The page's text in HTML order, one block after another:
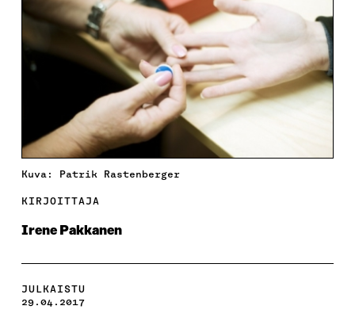
Kuva: Patrik Rastenberger
KIRJOITTAJA
Irene Pakkanen
JULKAISTU
29.04.2017